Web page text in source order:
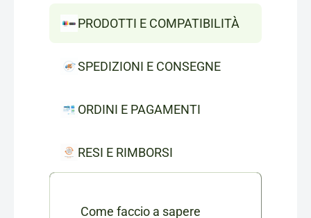
PRODOTTI E COMPATIBILITÀ
SPEDIZIONI E CONSEGNE
ORDINI E PAGAMENTI
RESI E RIMBORSI
Come faccio a sapere